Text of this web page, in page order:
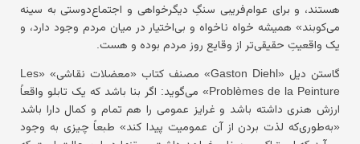
هستند، و برای عوام‌فریبی سنگِ دیگرخواهی و اجتماع‌دوستی به سینه
می‌کوبند» همیشه خواه ناخواه و بی‌اختیار در میان مردم وجود دارد، و
یک واقعیتِ حقیقی‌تر از وقایع روز مردم بوده و هست.
گاستن دیل «Gaston Diehl» مصنف کتاب «معضلات نقاشی» «Les
Problèmes de la Peinture» می‌گوید: اگر بنا باشد که یک تابلو واقعاً
ارزش هنری داشته باشد و غرایز عمومی را هم تمام و کمال دارا باشد
«به‌طوری‌که لذت بردن از آن عمومیت پیدا کند» طبعاً چیزی به وجود